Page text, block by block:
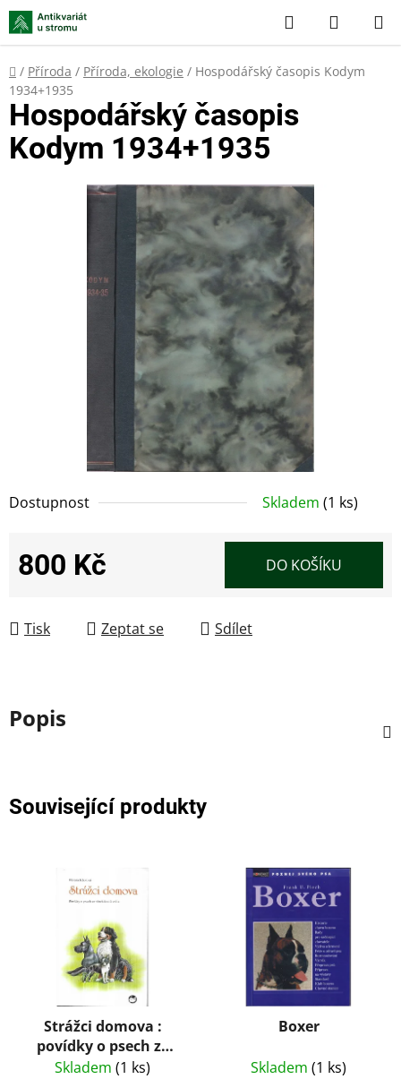
Přejít
na
obsah
Hledat
KOŠÍK
Domů
/ Příroda / Příroda, ekologie / Hospodářský časopis Kodym
1934+1935
Dostupnost Skladem (1 ks)
800 Kč DO KOŠÍKU
Tisk Zeptat se Sdílet
Hospodářský časopis
Kodym 1934+1935
Popis
Související produkty
Strážci domova :
povídky o psech ze
všech koutů světa
Skladem (1 ks)
Boxer
Skladem (1 ks)